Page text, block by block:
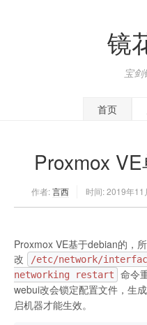
镜
宝剑
首页
Proxmox
作者:言西 时间:2019年11
Proxmox VE基于debian的，
改
/etc/network/
networking restart
命令
webui改会锁定配置文件，生
启机器才能生效。